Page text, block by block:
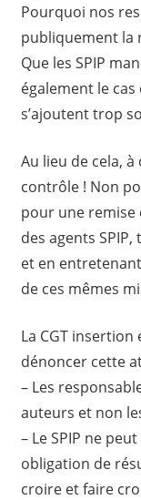
Pourquoi nos
publiquement la
Que les SPIP
également le
s’ajoutent trop
Au lieu de cela,
contrôle ! Non
pour une remise
des agents
et en
de ces mêmes
La CGT
dénoncer cette
– Les
auteurs et non
– Le SPIP ne
obligation de
croire et faire